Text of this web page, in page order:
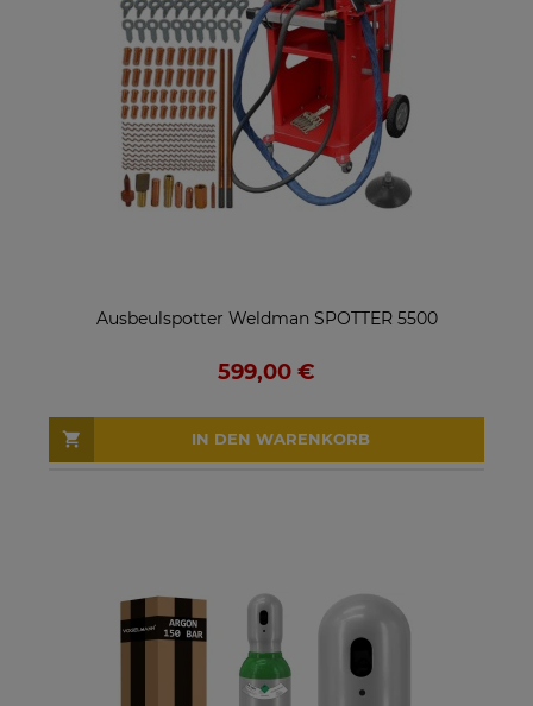
Ausbeulspotter Weldman SPOTTER 5500
599,00 €
IN DEN WARENKORB